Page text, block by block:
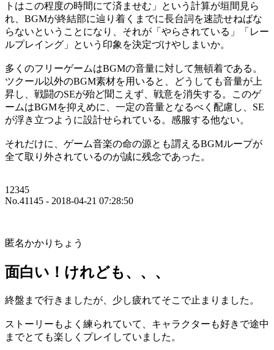
トはこの程度の時間にて済ませむ」という計算が垣間見ら
れ、BGMが終結部に辿り着くまでに長台詞を速読せねばな
らないということになり、それが「やらされている」「レー
ルプレイング」という印象を決定づけやしまいか。
多くのフリーゲームはBGMの音量に対して無頓着である。
ツクール以外のBGM素材を用いると、どうしても音量が上
昇し、戦闘のSEが殆ど聞こえず、戦意を消失する。このゲ
ームはBGMを抑えめに、一定の音量となるべく配慮し、SE
が浮き立つように設計せられている。感服する他ない。
それだけに、ゲーム音楽の命の源とも謂えるBGMループが
全て取り外されているのが誠に残念であった。
12345
No.41145 - 2018-04-21 07:28:50
匿名かかりちょう
面白い！けれども、、、
終盤まで行きましたが、少し疲れてそこで止まりました。
ストーリーもよく練られていて、キャラクターも好きで途中
までとても楽しくプレイしていました。